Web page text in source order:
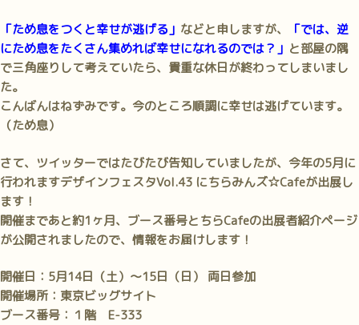
「ため息をつくと幸せが逃げる」 などと申しますが、
「では、逆
にため息をたくさん集めれば幸せになれるのでは？」 と部屋の隅
で三角座りして考えていたら、貴重な休日が終わってしまいまし
た。
こんばんはねずみです。今のところ順調に幸せは逃げています。
（ため息）
さて、ツイッターではたびたび告知していましたが、今年の5月に
行われますデザインフェスタVol.43 にちらみんズ☆Cafeが出展し
ます！
開催まであと約1ヶ月、ブース番号とちらCafeの出展者紹介ページ
が公開されましたので、情報をお届けします！
開催日：5月14日（土）～15日（日） 両日参加
開催場所：東京ビッグサイト
ブース番号：１階 E-333